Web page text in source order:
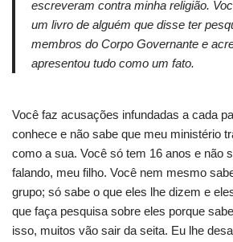
escreveram contra minha religião.
um livro de alguém que disse ter
membros do Corpo Governante e
apresentou tudo como um fato.
Você faz acusações infundadas a cada
conhece e não sabe que meu ministério
como a sua. Você só tem 16 anos e não
falando, meu filho. Você nem mesmo
grupo; só sabe o que eles lhe dizem e
que faça pesquisa sobre eles porque
isso, muitos vão sair da seita. Eu lhe